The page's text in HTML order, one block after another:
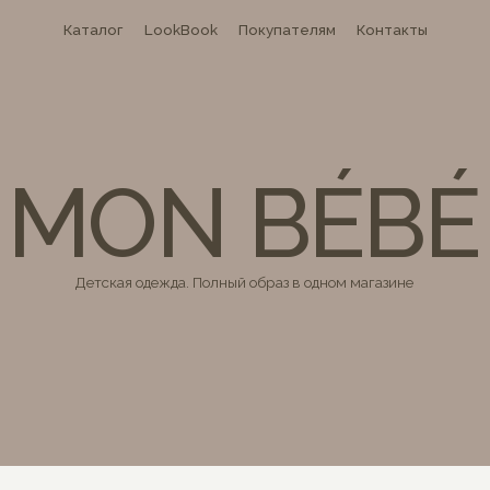
Детская одежда. Полный образ в одном магазине
MON BÉBÉ
Покупателям
LookBook Контакты